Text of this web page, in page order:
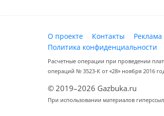
О проекте Контакты
Политика конфиденциальности
Расчетные операции при проведении
операций № 3523-К от «28» ноября 2016
© 2019–2026 Gazbuka.ru
При использовании материалов